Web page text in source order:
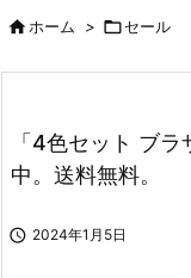
ホーム > セール
「4色セット ブ
中。送料無料。
 2024年1月5日